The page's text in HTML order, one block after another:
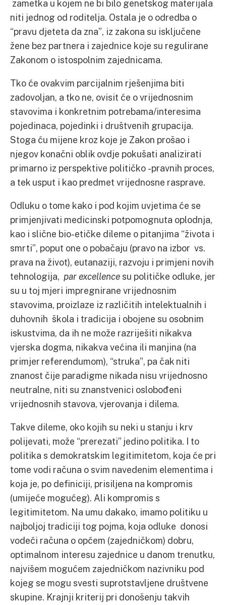
zametka u kojem ne bi bilo genetskog materijala
niti jednog od roditelja. Ostala je o odredba o
“pravu djeteta da zna”, iz zakona su isključene
žene bez partnera i zajednice koje su regulirane
Zakonom o istospolnim zajednicama.
Tko će ovakvim parcijalnim rješenjima biti
zadovoljan, a tko ne, ovisit će o vrijednosnim
stavovima i konkretnim potrebama/interesima
pojedinaca, pojedinki i društvenih grupacija.
Stoga ću mijene kroz koje je Zakon prošao i
njegov konačni oblik ovdje pokušati analizirati
primarno iz perspektive političko -pravnih proces,
a tek usput i kao predmet vrijednosne rasprave.
Odluku o tome kako i pod kojim uvjetima će se
primjenjivati medicinski potpomognuta oplodnja,
kao i slične bio-etičke dileme o pitanjima “života i
smrti”, poput one o pobačaju (pravo na izbor vs.
prava na život), eutanaziji, razvoju i primjeni novih
tehnologija, par excellencesu političke odluke, jer
su u toj mjeri impregnirane vrijednosnim
stavovima, proizlaze iz različitih intelektualnih i
duhovnih škola i tradicija i obojene su osobnim
iskustvima, da ih ne može razriješiti nikakva
vjerska dogma, nikakva većina ili manjina (na
primjer referendumom), “struka”, pa čak niti
znanost čije paradigme nikada nisu vrijednosno
neutralne, niti su znanstvenici oslobođeni
vrijednosnih stavova, vjerovanja i dilema.
Takve dileme, oko kojih su neki u stanju i krv
polijevati, može “prerezati” jedino politika. I to
politika s demokratskim legitimitetom, koja će pri
tome vodi računa o svim navedenim elementima i
koja je, po definiciji, prisiljena na kompromis
(umijeće mogućeg). Ali kompromis s
legitimitetom. Na umu dakako, imamo politiku u
najboljoj tradiciji tog pojma, koja odluke donosi
vodeći računa o općem (zajedničkom) dobru,
optimalnom interesu zajednice u danom trenutku,
najvišem mogućem zajedničkom nazivniku pod
kojeg se mogu svesti suprotstavljene društvene
skupine. Krajnji kriterij pri donošenju takvih